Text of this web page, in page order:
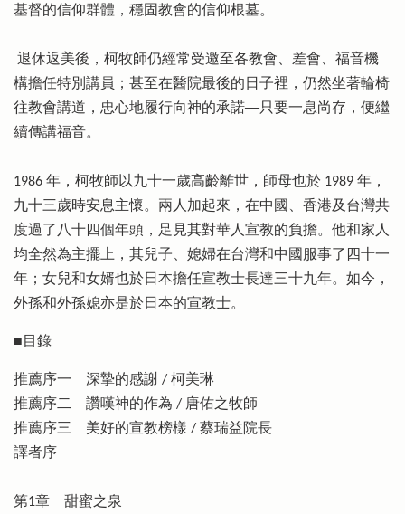
基督的信仰群體，穩固教會的信仰根墓。
退休返美後，柯牧師仍經常受邀至各教會、差會、福音機
構擔任特別講員；甚至在醫院最後的日子裡，仍然坐著輪椅
往教會講道，忠心地履行向神的承諾──只要一息尚存，便繼
續傳講福音。
1986 年，柯牧師以九十一歲高齡離世，師母也於 1989 年，
九十三歲時安息主懷。兩人加起來，在中國、香港及台灣共
度過了八十四個年頭，足見其對華人宣教的負擔。他和家人
均全然為主擺上，其兒子、媳婦在台灣和中國服事了四十一
年；女兒和女婿也於日本擔任宣教士長達三十九年。如今，
外孫和外孫媳亦是於日本的宣教士。
■目錄
推薦序一 深摯的感謝 / 柯美琳
推薦序二 讚嘆神的作為 / 唐佑之牧師
推薦序三 美好的宣教榜樣 / 蔡瑞益院長
譯者序
第1章 甜蜜之泉